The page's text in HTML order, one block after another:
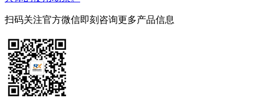
扫码关注官方微信即刻咨询更多产品信息